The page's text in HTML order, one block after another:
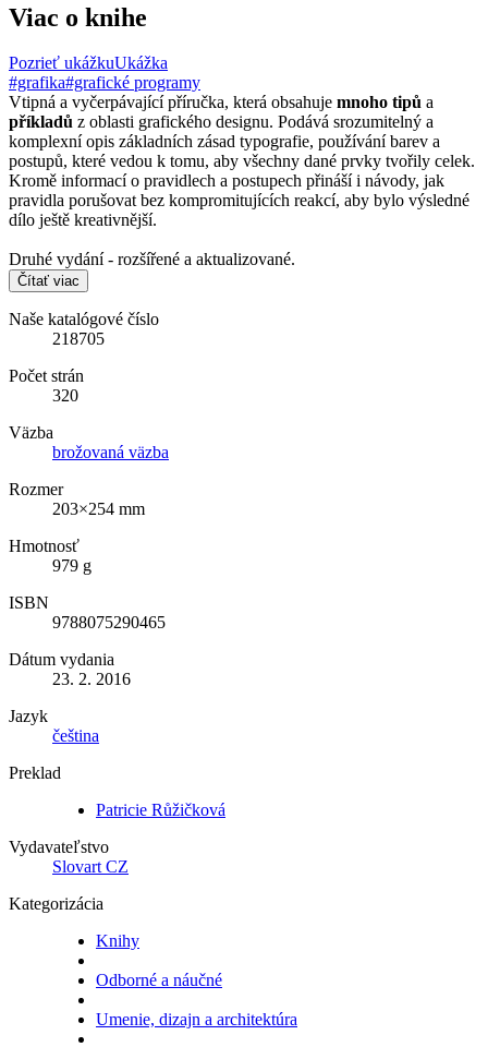
Viac o knihe
Pozrieť ukážkuUkážka
#grafika#grafické programy
Vtipná a vyčerpávající příručka, která obsahuje mnoho tipů a
příkladů z oblasti grafického designu. Podává srozumitelný a
komplexní opis základních zásad typografie, používání barev a
postupů, které vedou k tomu, aby všechny dané prvky tvořily celek.
Kromě informací o pravidlech a postupech přináší i návody, jak
pravidla porušovat bez kompromitujících reakcí, aby bylo výsledné
dílo ještě kreativnější.
Druhé vydání - rozšířené a aktualizované.
Čítať viac
Naše katalógové číslo
218705
Počet strán
320
Väzba
brožovaná väzba
Rozmer
203×254 mm
Hmotnosť
979 g
ISBN
9788075290465
Dátum vydania
23. 2. 2016
Jazyk
čeština
Preklad
Patricie Růžičková
Vydavateľstvo
Slovart CZ
Kategorizácia
Knihy
Odborné a náučné
Umenie, dizajn a architektúra